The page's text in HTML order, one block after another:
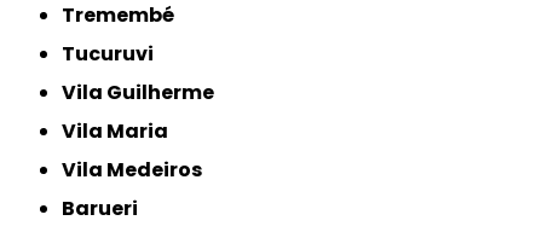
Tremembé
Tucuruvi
Vila Guilherme
Vila Maria
Vila Medeiros
Barueri